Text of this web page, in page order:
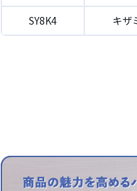
SY8K4 キザ